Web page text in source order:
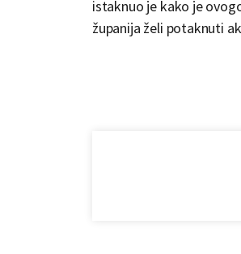
istaknuo je kako je
županija želi potaknuti